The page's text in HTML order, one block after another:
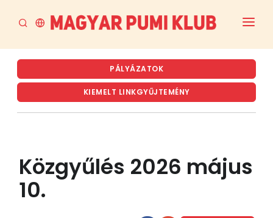
FŐOLDAL
AKTUÁLIS
RENDEZVÉNYTERVEZET ÉS ARCHÍVUM
TENYÉSZTÉS
PÁLYÁZATOK
KIEMELT LINKGYŰJTEMÉNY
Közgyűlés 2026 május
10.